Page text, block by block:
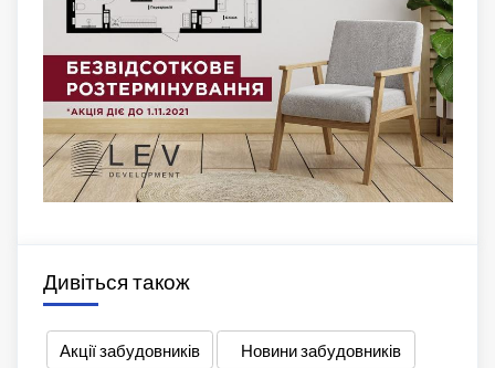
Дивіться також
Акції забудовників Новини забудовників